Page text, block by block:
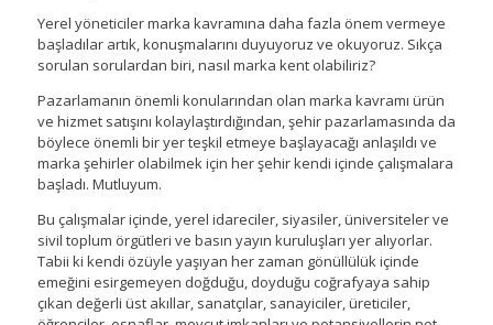
Yerel yöneticiler marka kavramına daha fazla önem vermeye
başladılar artık, konuşmalarını duyuyoruz ve okuyoruz. Sıkça
sorulan sorulardan biri, nasıl marka kent olabiliriz?
Pazarlamanın önemli konularından olan marka kavramı ürün
ve hizmet satışını kolaylaştırdığından, şehir pazarlamasında da
böylece önemli bir yer teşkil etmeye başlayacağı anlaşıldı ve
marka şehirler olabilmek için her şehir kendi içinde çalışmalara
başladı. Mutluyum.
Bu çalışmalar içinde, yerel idareciler, siyasiler, üniversiteler ve
sivil toplum örgütleri ve basın yayın kuruluşları yer alıyorlar.
Tabii ki kendi özüyle yaşıyan her zaman gönüllülük içinde
emeğini esirgemeyen doğduğu, doyduğu coğrafyaya sahip
çıkan değerli üst akıllar, sanatçılar, sanayiciler, üreticiler,